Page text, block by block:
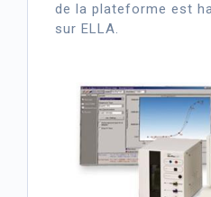
de la plateforme est
sur ELLA.